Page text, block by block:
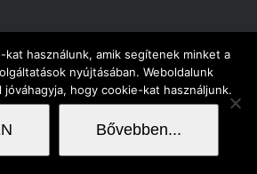
használunk, amik segítenek minket a
nyújtásában. Weboldalunk
jóváhagyja, hogy cookie-kat használjunk.
Bővebben...